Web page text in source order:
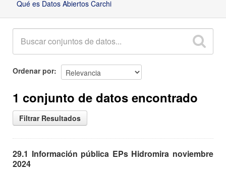
Qué es Datos Abiertos Carchi
Ordenar por
1 conjunto de datos encontrado
Filtrar Resultados
29.1 Información pública EPs Hidromira noviembre
2024